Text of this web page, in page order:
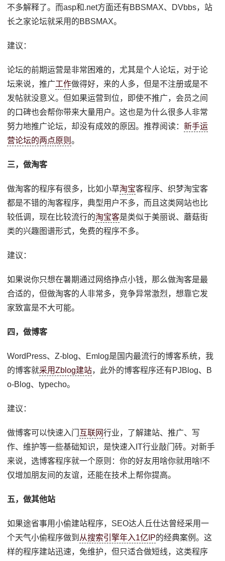
不多解释了。而asp和.net方面还有BBSMAX、DVbbs，站
长之家论坛就采用的BBSMAX。
建议：
论坛的前期运营是非常困难的，尤其是个人论坛，对于论
坛来说，推广工作做得好，来的人多，但是不注册或是不
发帖就没意义。但如果运营到位，即使不推广，会员之间
的口碑也会帮你带来大量用户。这也是为什么很多人非常
努力地推广论坛，却没有成效的原因。推荐阅读：新手运
营论坛的两点原则。
三，做淘客
做淘客的程序有很多，比如小草淘宝客程序、织梦淘宝客
都是不错的淘客程序，典型用户不多，而且这类网站也比
较低调，现在比较流行的淘宝客是类似于美丽说、蘑菇街
类的兴趣图谱形式，免费的程序不多。
建议：
如果说你只想在暑期通过网络挣点小钱，那么做淘客是最
合适的，但做淘客的人非常多，竞争异常激烈，想靠它发
家致富是不大可能。
四，做博客
WordPress、Z-blog、Emlog是国内最流行的博客系统，我
的博客就采用Zblog建站，此外的博客程序还有PJBlog、B
o-Blog、typecho。
建议：
做博客可以快速入门 互联网行业，了解建站、推广、写
作、维护等一些基础知识，是快速入IT行业敲门砖。对新手
来说，选博客程序就一个原则：你的好友用啥你就用啥!不
仅增加朋友间的友谊，还能在技术上帮你提高。
五，做其他站
如果途省事用小偷建站程序，SEO达人丘仕达曾经采用一
个天气小偷程序做到 从搜索引擎年入1亿IP的经典案例。这
样的程序建站迅速，免维护，但只适合做短线，这类程序